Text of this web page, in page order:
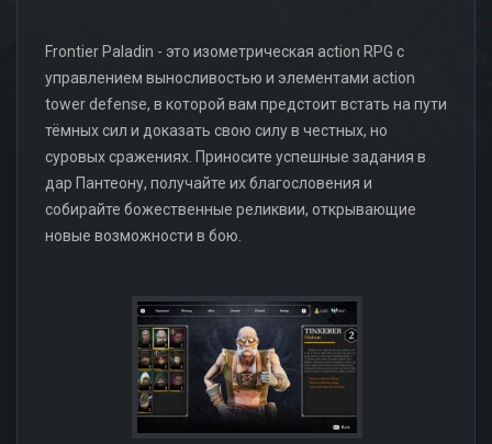
Frontier Paladin - это изометрическая action RPG с
управлением выносливостью и элементами action
tower defense, в которой вам предстоит встать на пути
тёмных сил и доказать свою силу в честных, но
суровых сражениях. Приносите успешные задания в
дар Пантеону, получайте их благословения и
собирайте божественные реликвии, открывающие
новые возможности в бою.